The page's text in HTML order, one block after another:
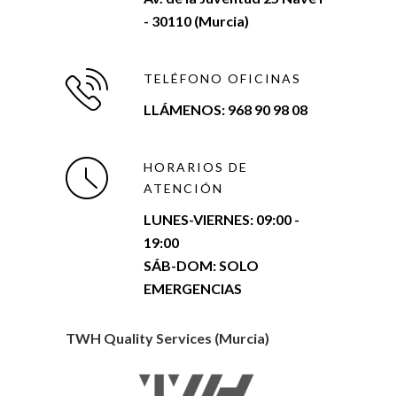
- 30110 (Murcia)
TELÉFONO OFICINAS
LLÁMENOS: 968 90 98 08
HORARIOS DE
ATENCIÓN
LUNES-VIERNES: 09:00 -
19:00
SÁB-DOM: SOLO
EMERGENCIAS
TWH Quality Services (Murcia)